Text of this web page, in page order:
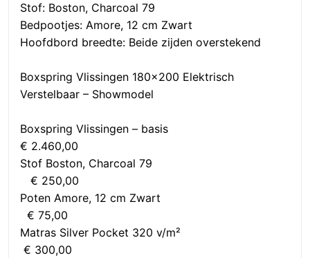
Stof: Boston, Charcoal 79
Bedpootjes: Amore, 12 cm Zwart
Hoofdbord breedte: Beide zijden overstekend
Boxspring Vlissingen 180×200 Elektrisch
Verstelbaar – Showmodel
Boxspring Vlissingen – basis
€ 2.460,00
Stof Boston, Charcoal 79
€ 250,00
Poten Amore, 12 cm Zwart
€ 75,00
Matras Silver Pocket 320 v/m²
€ 300,00